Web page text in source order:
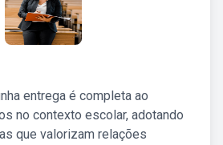
entrega é completa ao
no contexto escolar, adotando
que valorizam relações